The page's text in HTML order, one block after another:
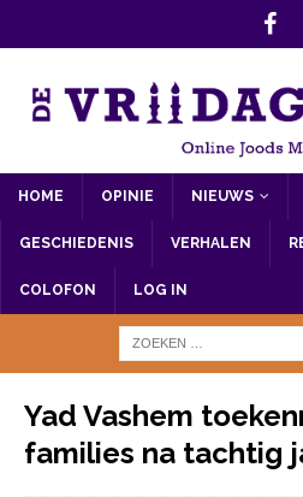
HOME OPINIE NIEUWS
GESCHIEDENIS VERHALEN
COLOFON LOG IN
Yad Vashem
families na tachtig